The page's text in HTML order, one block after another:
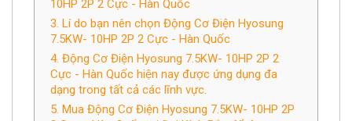
2. Catalog của Động Cơ Điện Hyosung 7.5KW-
10HP 2P 2 Cực - Hàn Quốc
3. Lí do bạn nên chọn Động Cơ Điện Hyosung
7.5KW- 10HP 2P 2 Cực - Hàn Quốc
4. Động Cơ Điện Hyosung 7.5KW- 10HP 2P 2
Cực - Hàn Quốc hiện nay được ứng dụng đa
dạng trong tất cả các lĩnh vực.